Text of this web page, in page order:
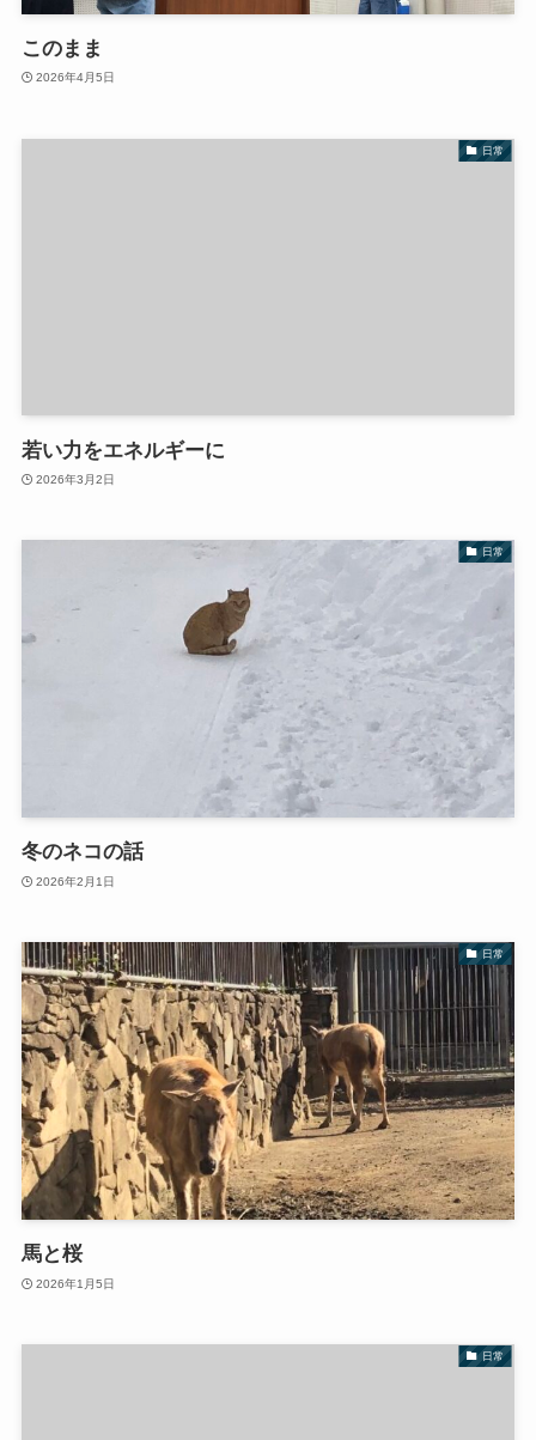
このまま
2026年4月5日
日常
若い力をエネルギーに
2026年3月2日
日常
冬のネコの話
2026年2月1日
日常
馬と桜
2026年1月5日
日常